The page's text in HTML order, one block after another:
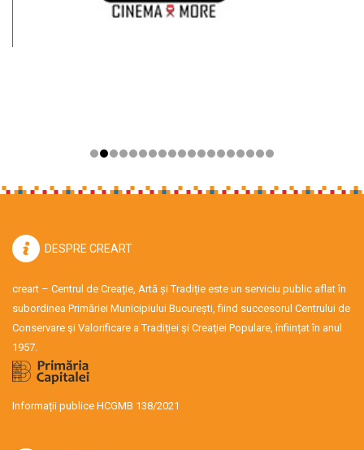
DESPRE CREART
creart – Centrul de Creație, Artă și Tradiție este un serviciu public aflat în
subordinea Primăriei Municipiului București, fiind succesorul Centrului de
Conservare şi Valorificare a Tradiţiei şi Creaţiei Populare, înființat în anul
1957.
Informații publice HCGMB 138/2021